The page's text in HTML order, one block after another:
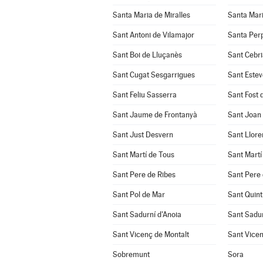
Santa Maria de Miralles Santa
Sant Antoni de Vilamajor Santa
Sant Boi de Lluçanès Sant
Sant Cugat Sesgarrigues Sant
Sant Feliu Sasserra Sant Fost
Sant Jaume de Frontanyà Sant Joan
Sant Just Desvern Sant
Sant Martí de Tous Sant
Sant Pere de Ribes Sant Pere
Sant Pol de Mar Sant
Sant Sadurní d'Anoia Sant
Sant Vicenç de Montalt Sant
Sobremunt Sora